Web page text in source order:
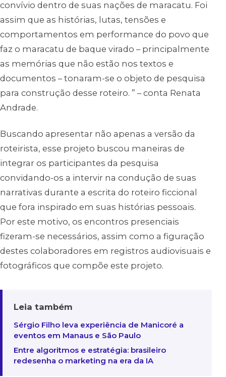
convívio dentro de suas nações de maracatu. Foi
assim que as histórias, lutas, tensões e
comportamentos em performance do povo que
faz o maracatu de baque virado – principalmente
as memórias que não estão nos textos e
documentos – tonaram-se o objeto de pesquisa
para construção desse roteiro. ” – conta Renata
Andrade.
Buscando apresentar não apenas a versão da
roteirista, esse projeto buscou maneiras de
integrar os participantes da pesquisa
convidando-os a intervir na condução de suas
narrativas durante a escrita do roteiro ficcional
que fora inspirado em suas histórias pessoais.
Por este motivo, os encontros presenciais
fizeram-se necessários, assim como a figuração
destes colaboradores em registros audiovisuais e
fotográficos que compõe este projeto.
Leia também
Sérgio Filho leva experiência de Manicoré a
eventos em Manaus e São Paulo
Entre algoritmos e estratégia: brasileiro
redesenha o marketing na era da IA